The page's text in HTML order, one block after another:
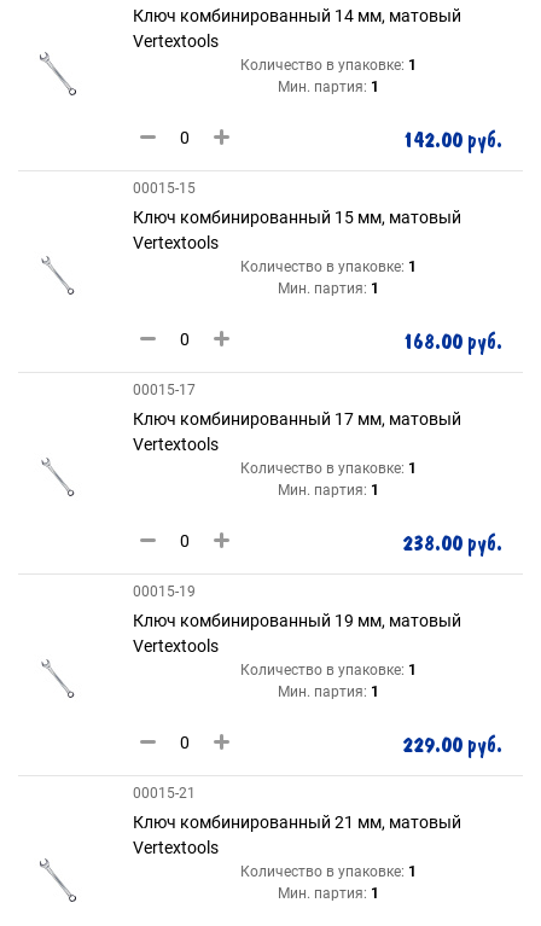
Ключ комбинированный 14 мм, матовый
Vertextools
Количество в упаковке: 1
Мин. партия: 1
142.00 руб.
00015-15
Ключ комбинированный 15 мм, матовый
Vertextools
Количество в упаковке: 1
Мин. партия: 1
168.00 руб.
00015-17
Ключ комбинированный 17 мм, матовый
Vertextools
Количество в упаковке: 1
Мин. партия: 1
238.00 руб.
00015-19
Ключ комбинированный 19 мм, матовый
Vertextools
Количество в упаковке: 1
Мин. партия: 1
229.00 руб.
00015-21
Ключ комбинированный 21 мм, матовый
Vertextools
Количество в упаковке: 1
Мин. партия: 1